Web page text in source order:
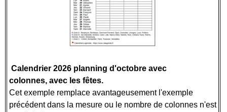
Calendrier 2026 planning d'octobre avec
colonnes, avec les fêtes.
Cet exemple remplace avantageusement l'exemple
précédent dans la mesure ou le nombre de colonnes n'est